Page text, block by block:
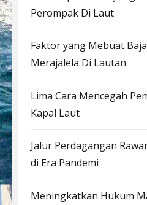
Perompak Di Laut
Faktor yang Mebuat
Merajalela Di Lautan
Lima Cara Mencegah
Kapal Laut
Jalur Perdagangan
di Era Pandemi
Meningkatkan Hukum